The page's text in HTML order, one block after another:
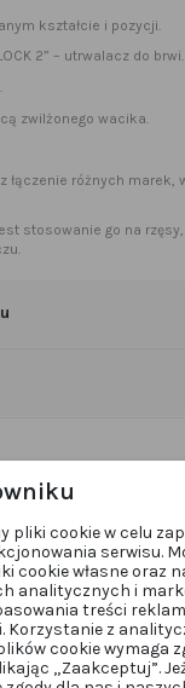
kształcie i pozycji.
2” – utrwalacz do brwi.
zwilżonego wacika.
łączenie różnych marek,
stosowanie go na
pliki cookie w celu
serwisu.
cookie własne oraz
analitycznych i
treści
Korzystanie z
cookie wymaga
„Zaakceptuj”.